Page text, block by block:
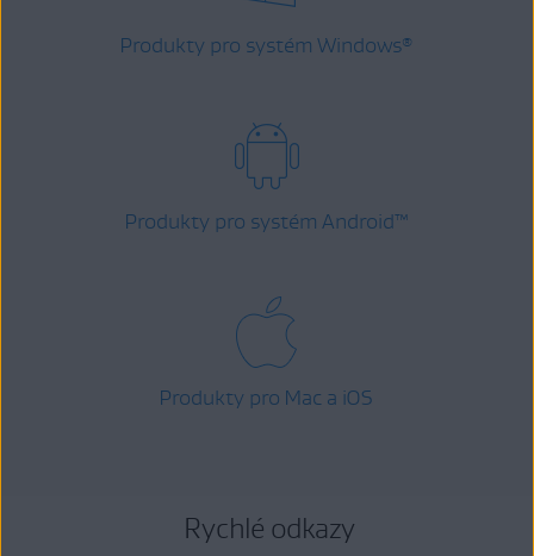
Produkty pro systém Windows®
Produkty pro systém Android™
Produkty pro Mac a iOS
Rychlé odkazy